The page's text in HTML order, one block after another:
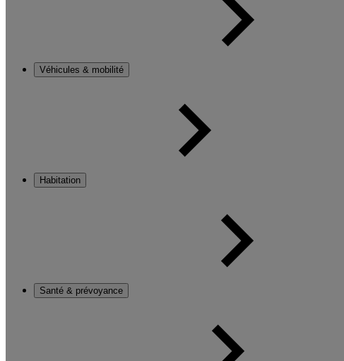
Véhicules & mobilité
Habitation
Santé & prévoyance